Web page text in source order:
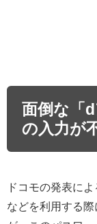
面倒な「
の入力が
ドコモの発表に
などを利用する